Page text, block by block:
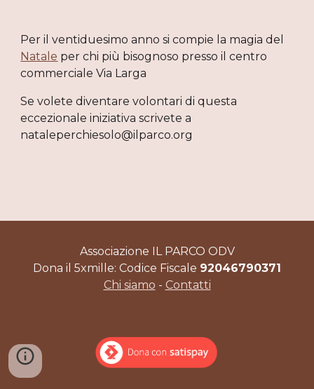
Natale per chi più bisognoso presso il centro
commerciale Via Larga
Se volete diventare volontari di questa
eccezionale iniziativa scrivete a
nataleperchiesolo@ilparco.org
Associazione IL PARCO ODV
Dona il 5xmille: Codice Fiscale 92046790371
Chi siamo - Contatti